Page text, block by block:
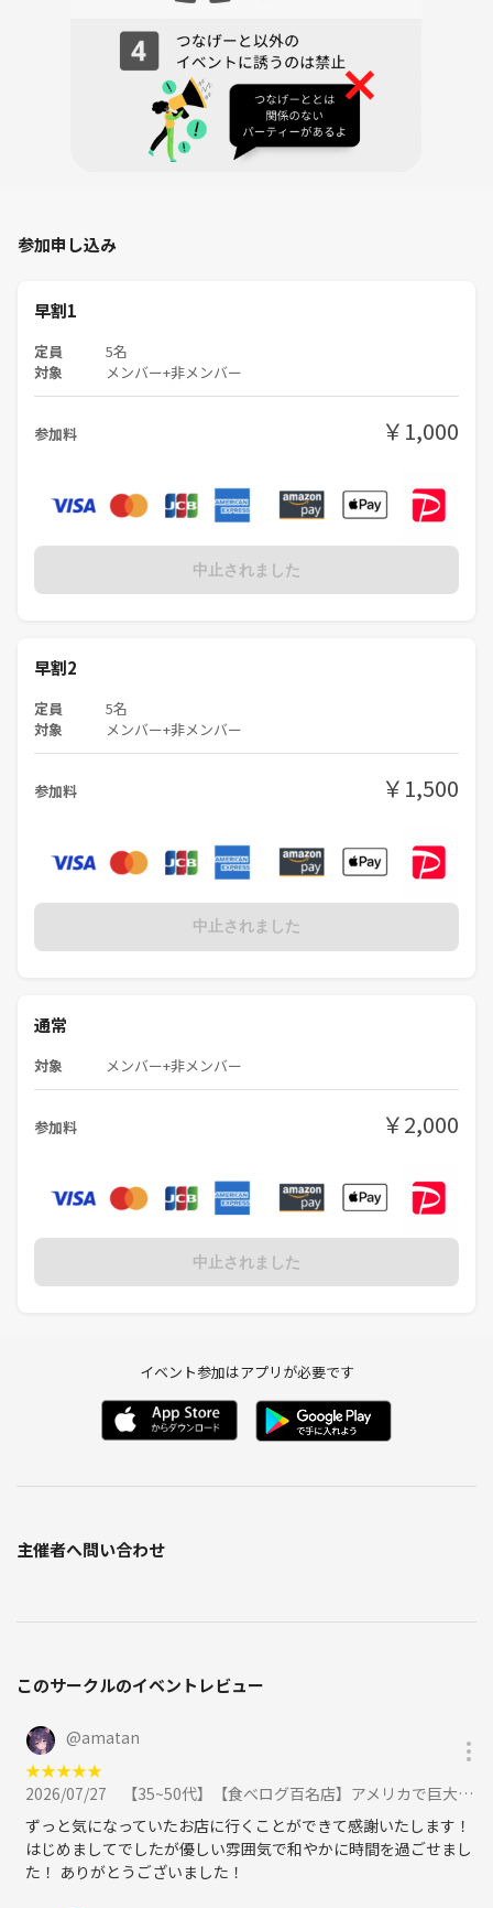
参加申し込み
早割1
定員 5名
対象 メンバー+非メンバー
参加料 ￥1,000
中止されました
早割2
定員 5名
対象 メンバー+非メンバー
参加料 ￥1,500
中止されました
通常
対象 メンバー+非メンバー
参加料 ￥2,000
中止されました
イベント参加はアプリが必要です
主催者へ問い合わせ
このサークルのイベントレビュー
@amatan
★★★★★
2026/07/27
【35~50代】【食べログ百名店】アメリカで巨大サンドイッチ朝活【女性主催】に参加
ずっと気になっていたお店に行くことができて感謝いたします！
はじめましてでしたが優しい雰囲気で和やかに時間を過ごせまし
た！ ありがとうございました！